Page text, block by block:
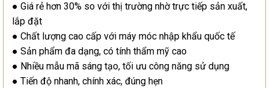
● Giá rẻ hơn 30% so với thị trường nhờ trực tiếp sản xuất,
lắp đặt
● Chất lượng cao cấp với máy móc nhập khẩu quốc tế
● Sản phẩm đa dạng, có tính thẩm mỹ cao
● Nhiều mẫu mã sáng tạo, tối ưu công năng sử dụng
● Tiến độ nhanh, chính xác, đúng hẹn